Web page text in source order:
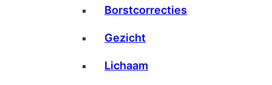
Borstcorrecties
Gezicht
Lichaam